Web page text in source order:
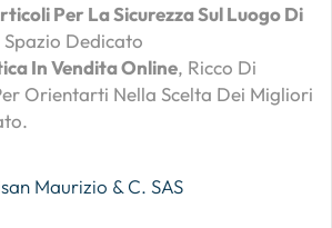
Per La Sicurezza Sul Luogo Di
Spazio Dedicato
In Vendita Online, Ricco Di
Orientarti Nella Scelta Dei Migliori
Maurizio & C. SAS